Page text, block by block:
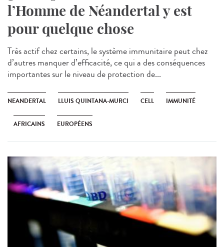
l’Homme de Néandertal y est
pour quelque chose
Très actif chez certains, le système immunitaire peut chez
d’autres manquer d’efficacité, ce qui a des conséquences
importantes sur le niveau de protection de...
NEANDERTAL LLUIS QUINTANA-MURCI CELL IMMUNITÉ
AFRICAINS EUROPÉENS